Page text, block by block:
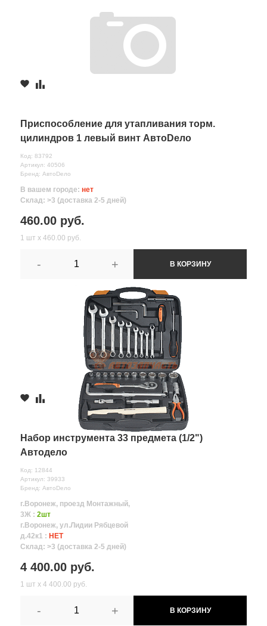
Приспособление для утапливания торм.
цилиндров 1 левый винт АвтоDело
Код: 83792
Артикул: 40506
Бренд: АвтоDело
В вашем городе: нет
Склад: >3 (доставка 2-5 дней)
460.00 руб.
1 шт х 460.00 руб.
- + В КОРЗИНУ
Набор инструмента 33 предмета (1/2")
Автодело
Код: 12844
Артикул: 39933
Бренд: АвтоDело
г.Воронеж, проезд Монтажный,
3Ж : 2шт
г.Воронеж, ул.Лидии Рябцевой
д.42к1 : НЕТ
Склад: >3 (доставка 2-5 дней)
4 400.00 руб.
1 шт х 4 400.00 руб.
- + В КОРЗИНУ